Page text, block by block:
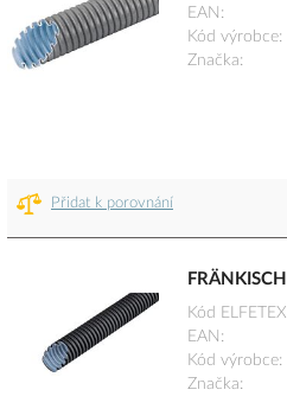
EAN
Kód výrobce
Značka
Přidat k porovnání
Kód ELFETEX
EAN
Kód výrobce
Značka